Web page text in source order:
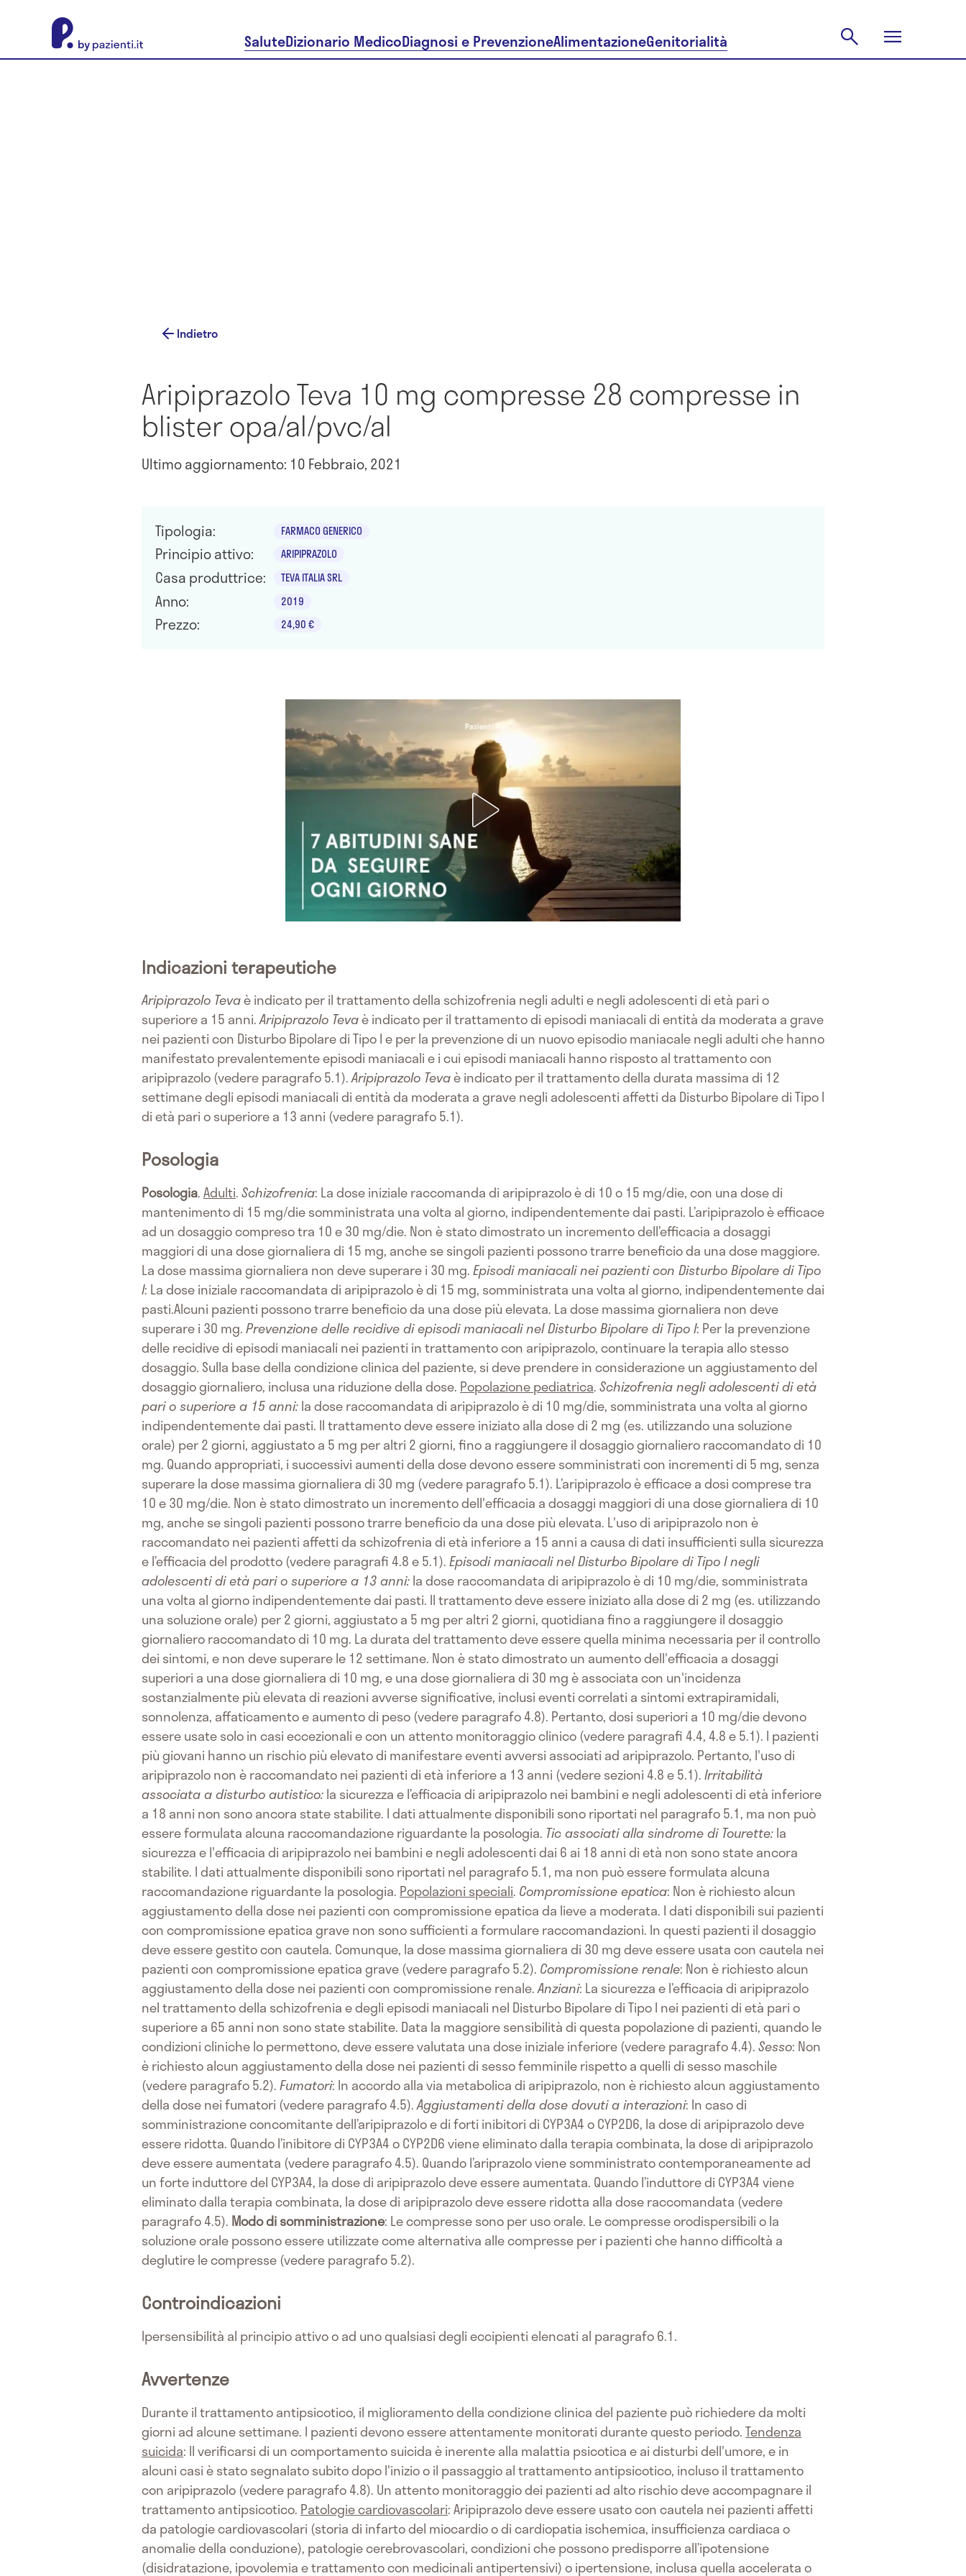
SaluteDizionario MedicoDiagnosi e PrevenzioneAlimentazioneGenitorialità
Indietro
Aripiprazolo Teva 10 mg compresse 28 compresse in
blister opa/al/pvc/al
Ultimo aggiornamento: 10 Febbraio, 2021
Tipologia: FARMACO GENERICO
Principio attivo: ARIPIPRAZOLO
Casa produttrice: TEVA ITALIA SRL
Anno: 2019
Prezzo: 24,90 €
Indicazioni terapeutiche
Aripiprazolo Tevaè indicato per il trattamento della schizofrenia negli adulti e negli adolescenti di età pari o
superiore a 15 anni.Aripiprazolo Tevaè indicato per il trattamento di episodi maniacali di entità da moderata a grave
nei pazienti con Disturbo Bipolare di Tipo I e per la prevenzione di un nuovo episodio maniacale negli adulti che hanno
manifestato prevalentemente episodi maniacali e i cui episodi maniacali hanno risposto al trattamento con
aripiprazolo (vedere paragrafo 5.1).Aripiprazolo Tevaè indicato per il trattamento della durata massima di 12
settimane degli episodi maniacali di entità da moderata a grave negli adolescenti affetti da Disturbo Bipolare di Tipo I
di età pari o superiore a 13 anni (vedere paragrafo 5.1).
Posologia
Posologia.Adulti.Schizofrenia: La dose iniziale raccomanda di aripiprazolo è di 10 o 15 mg/die, con una dose di
mantenimento di 15 mg/die somministrata una volta al giorno, indipendentemente dai pasti. L’aripiprazolo è efficace
ad un dosaggio compreso tra 10 e 30 mg/die. Non è stato dimostrato un incremento dell’efficacia a dosaggi
maggiori di una dose giornaliera di 15 mg, anche se singoli pazienti possono trarre beneficio da una dose maggiore.
La dose massima giornaliera non deve superare i 30 mg.Episodi maniacali nei pazienti con Disturbo Bipolare di Tipo
I: La dose iniziale raccomandata di aripiprazolo è di 15 mg, somministrata una volta al giorno, indipendentemente dai
pasti.Alcuni pazienti possono trarre beneficio da una dose più elevata. La dose massima giornaliera non deve
superare i 30 mg.Prevenzione delle recidive di episodi maniacali nel Disturbo Bipolare di Tipo I: Per la prevenzione
delle recidive di episodi maniacali nei pazienti in trattamento con aripiprazolo, continuare la terapia allo stesso
dosaggio. Sulla base della condizione clinica del paziente, si deve prendere in considerazione un aggiustamento del
dosaggio giornaliero, inclusa una riduzione della dose. Popolazione pediatrica.Schizofrenia negli adolescenti di età
pari o superiore a 15 anni:la dose raccomandata di aripiprazolo è di 10 mg/die, somministrata una volta al giorno
indipendentemente dai pasti. Il trattamento deve essere iniziato alla dose di 2 mg (es. utilizzando una soluzione
orale) per 2 giorni, aggiustato a 5 mg per altri 2 giorni, fino a raggiungere il dosaggio giornaliero raccomandato di 10
mg. Quando appropriati, i successivi aumenti della dose devono essere somministrati con incrementi di 5 mg, senza
superare la dose massima giornaliera di 30 mg (vedere paragrafo 5.1). L’aripiprazolo è efficace a dosi comprese tra
10 e 30 mg/die. Non è stato dimostrato un incremento dell'efficacia a dosaggi maggiori di una dose giornaliera di 10
mg, anche se singoli pazienti possono trarre beneficio da una dose più elevata. L'uso di aripiprazolo non è
raccomandato nei pazienti affetti da schizofrenia di età inferiore a 15 anni a causa di dati insufficienti sulla sicurezza
e l’efficacia del prodotto (vedere paragrafi 4.8 e 5.1).Episodi maniacali nel Disturbo Bipolare di Tipo I negli
adolescenti di età pari o superiore a 13 anni:la dose raccomandata di aripiprazolo è di 10 mg/die, somministrata
una volta al giorno indipendentemente dai pasti. Il trattamento deve essere iniziato alla dose di 2 mg (es. utilizzando
una soluzione orale) per 2 giorni, aggiustato a 5 mg per altri 2 giorni, quotidiana fino a raggiungere il dosaggio
giornaliero raccomandato di 10 mg. La durata del trattamento deve essere quella minima necessaria per il controllo
dei sintomi, e non deve superare le 12 settimane. Non è stato dimostrato un aumento dell'efficacia a dosaggi
superiori a una dose giornaliera di 10 mg, e una dose giornaliera di 30 mg è associata con un'incidenza
sostanzialmente più elevata di reazioni avverse significative, inclusi eventi correlati a sintomi extrapiramidali,
sonnolenza, affaticamento e aumento di peso (vedere paragrafo 4.8). Pertanto, dosi superiori a 10 mg/die devono
essere usate solo in casi eccezionali e con un attento monitoraggio clinico (vedere paragrafi 4.4, 4.8 e 5.1). I pazienti
più giovani hanno un rischio più elevato di manifestare eventi avversi associati ad aripiprazolo. Pertanto, l'uso di
aripiprazolo non è raccomandato nei pazienti di età inferiore a 13 anni (vedere sezioni 4.8 e 5.1).Irritabilità
associata a disturbo autistico:la sicurezza e l’efficacia di aripiprazolo nei bambini e negli adolescenti di età inferiore
a 18 anni non sono ancora state stabilite. I dati attualmente disponibili sono riportati nel paragrafo 5.1, ma non può
essere formulata alcuna raccomandazione riguardante la posologia. Tic associati alla sindrome di Tourette:la
sicurezza e l'efficacia di aripiprazolo nei bambini e negli adolescenti dai 6 ai 18 anni di età non sono state ancora
stabilite. I dati attualmente disponibili sono riportati nel paragrafo 5.1, ma non può essere formulata alcuna
raccomandazione riguardante la posologia. Popolazioni speciali. Compromissione epatica: Non è richiesto alcun
aggiustamento della dose nei pazienti con compromissione epatica da lieve a moderata. I dati disponibili sui pazienti
con compromissione epatica grave non sono sufficienti a formulare raccomandazioni. In questi pazienti il dosaggio
deve essere gestito con cautela. Comunque, la dose massima giornaliera di 30 mg deve essere usata con cautela nei
pazienti con compromissione epatica grave (vedere paragrafo 5.2). Compromissione renale: Non è richiesto alcun
aggiustamento della dose nei pazienti con compromissione renale.Anziani: La sicurezza e l’efficacia di aripiprazolo
nel trattamento della schizofrenia e degli episodi maniacali nel Disturbo Bipolare di Tipo I nei pazienti di età pari o
superiore a 65 anni non sono state stabilite. Data la maggiore sensibilità di questa popolazione di pazienti, quando le
condizioni cliniche lo permettono, deve essere valutata una dose iniziale inferiore (vedere paragrafo 4.4).Sesso: Non
è richiesto alcun aggiustamento della dose nei pazienti di sesso femminile rispetto a quelli di sesso maschile
(vedere paragrafo 5.2).Fumatori: In accordo alla via metabolica di aripiprazolo, non è richiesto alcun aggiustamento
della dose nei fumatori (vedere paragrafo 4.5).Aggiustamenti della dose dovuti a interazioni: In caso di
somministrazione concomitante dell’aripiprazolo e di forti inibitori di CYP3A4 o CYP2D6, la dose di aripiprazolo deve
essere ridotta. Quando l’inibitore di CYP3A4 o CYP2D6 viene eliminato dalla terapia combinata, la dose di aripiprazolo
deve essere aumentata (vedere paragrafo 4.5). Quando l’ariprazolo viene somministrato contemporaneamente ad
un forte induttore del CYP3A4, la dose di aripiprazolo deve essere aumentata. Quando l’induttore di CYP3A4 viene
eliminato dalla terapia combinata, la dose di aripiprazolo deve essere ridotta alla dose raccomandata (vedere
paragrafo 4.5). Modo di somministrazione: Le compresse sono per uso orale. Le compresse orodispersibili o la
soluzione orale possono essere utilizzate come alternativa alle compresse per i pazienti che hanno difficoltà a
deglutire le compresse (vedere paragrafo 5.2).
Controindicazioni
Ipersensibilità al principio attivo o ad uno qualsiasi degli eccipienti elencati al paragrafo 6.1.
Avvertenze
Durante il trattamento antipsicotico, il miglioramento della condizione clinica del paziente può richiedere da molti
giorni ad alcune settimane. I pazienti devono essere attentamente monitorati durante questo periodo.Tendenza
suicida: Il verificarsi di un comportamento suicida è inerente alla malattia psicotica e ai disturbi dell'umore, e in
alcuni casi è stato segnalato subito dopo l'inizio o il passaggio al trattamento antipsicotico, incluso il trattamento
con aripiprazolo (vedere paragrafo 4.8). Un attento monitoraggio dei pazienti ad alto rischio deve accompagnare il
trattamento antipsicotico. Patologie cardiovascolari: Aripiprazolo deve essere usato con cautela nei pazienti affetti
da patologie cardiovascolari (storia di infarto del miocardio o di cardiopatia ischemica, insufficienza cardiaca o
anomalie della conduzione), patologie cerebrovascolari, condizioni che possono predisporre all’ipotensione
(disidratazione, ipovolemia e trattamento con medicinali antipertensivi) o ipertensione, inclusa quella accelerata o